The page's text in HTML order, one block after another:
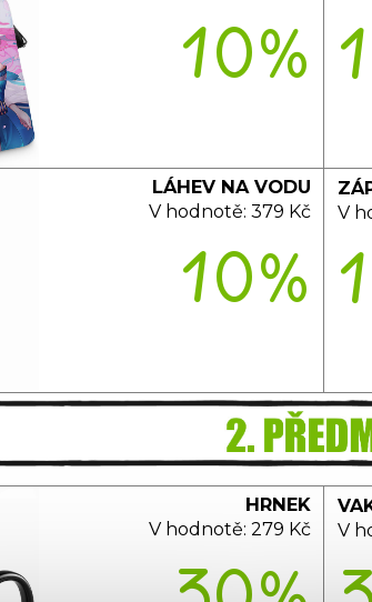
10%
LÁHEV NA VODU
V hodnotě: 379 Kč
10%
V
HRNEK
V hodnotě: 279 Kč
V